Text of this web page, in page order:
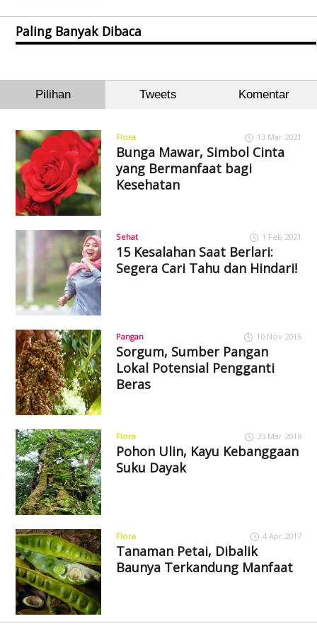
Paling Banyak Dibaca
Pilihan Tweets Komentar
Flora 13 Mar 2021
Bunga Mawar, Simbol Cinta
yang Bermanfaat bagi
Kesehatan
Sehat 1 Feb 2021
15 Kesalahan Saat Berlari:
Segera Cari Tahu dan Hindari!
Pangan 10 Nov 2015
Sorgum, Sumber Pangan
Lokal Potensial Pengganti
Beras
Flora 23 Mar 2018
Pohon Ulin, Kayu Kebanggaan
Suku Dayak
Flora 4 Apr 2017
Tanaman Petai, Dibalik
Baunya Terkandung Manfaat